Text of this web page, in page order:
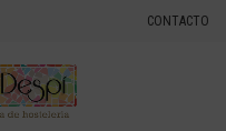
CONTACTO